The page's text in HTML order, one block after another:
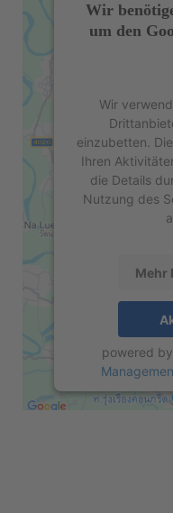
Wir
um den
Wir
einzubetten.
Ihren
die Details
Nutzung des
Mehr
powered by